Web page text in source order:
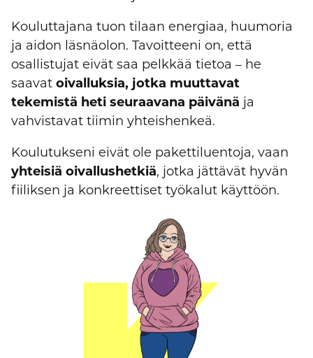
Kouluttajana tuon tilaan energiaa, huumoria
ja aidon läsnäolon. Tavoitteeni on, että
osallistujat eivät saa pelkkää tietoa – he
saavat oivalluksia, jotka muuttavat
tekemistä heti seuraavana päivänä ja
vahvistavat tiimin yhteishenkeä.
Koulutukseni eivät ole pakettiluentoja, vaan
yhteisiä oivallushetkiä, jotka jättävät hyvän
fiiliksen ja konkreettiset työkalut käyttöön.